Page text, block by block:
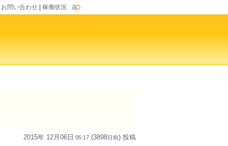
お問い合わせ 稼働状況
2015年 12月06日 05:17 (3898日前) 投稿